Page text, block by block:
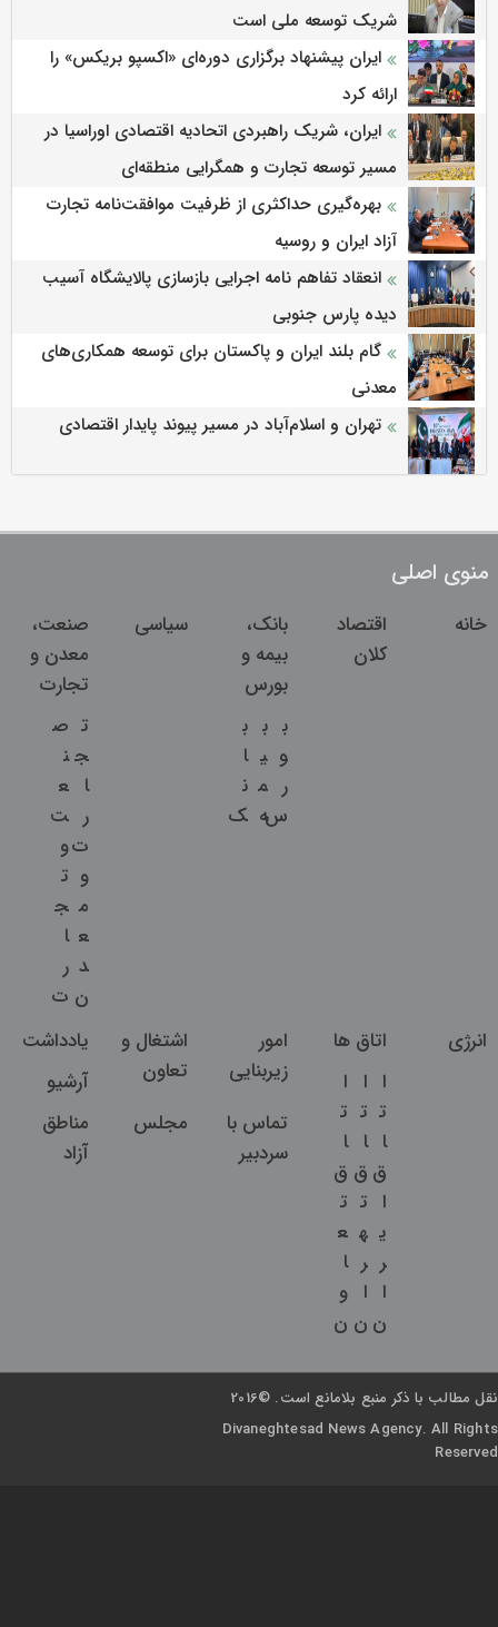
شریک توسعه ملی است
ایران پیشنهاد برگزاری دوره‌ای «اکسپو بریکس» را
ارائه کرد
ایران، شریک راهبردی اتحادیه اقتصادی اوراسیا در
مسیر توسعه تجارت و همگرایی منطقه‌ای
بهره‌گیری حداکثری از ظرفیت موافقت‌نامه تجارت
آزاد ایران و روسیه
انعقاد تفاهم نامه اجرایی بازسازی پالایشگاه آسیب
دیده پارس جنوبی
گام بلند ایران و پاکستان برای توسعه همکاری‌های
معدنی
تهران و اسلام‌آباد در مسیر پیوند پایدار اقتصادی
منوی اصلی
خانه
اقتصاد
کلان
بانک،
بیمه و
بورس
ب
و
ر
س
ب
ی
م
ه
ب
ا
ن
ک
سیاسی
صنعت،
معدن و
تجارت
ت
ج
ا
ر
ت
و
م
ع
د
ن
ص
ن
ع
ت
و
ت
ج
ا
ر
ت
انرژی
اتاق ها
ا
ت
ا
ق
ا
ی
ر
ا
ن
ا
ت
ا
ق
ت
ه
ر
ا
ن
ا
ت
ا
ق
ت
ع
ا
و
ن
امور
زیربنایی
اشتغال و
تعاون
یادداشت
آرشیو
تماس با
سردبیر
مجلس
مناطق
آزاد
نقل مطالب با ذکر منبع بلامانع است. ©2016
Divaneghtesad News Agency. All Rights
Reserved